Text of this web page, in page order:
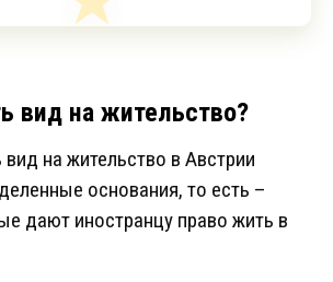
вид на жительство?
на жительство в Австрии
основания, то есть –
дают иностранцу право жить в